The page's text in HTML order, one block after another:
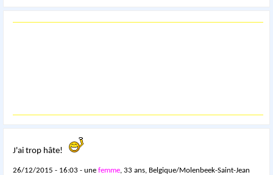
J'ai trop hâte!
26/12/2015 - 16:03 - unefemme , 33 ans, Belgique/Molenbeek-Saint-Jean